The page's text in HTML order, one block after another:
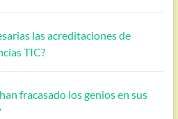
las acreditaciones de
TIC?
fracasado los genios en sus